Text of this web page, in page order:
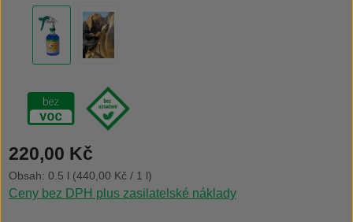
Běžná cena:
220,00 Kč
Obsah: 0.5 l (440,00 Kč / 1 l)
Ceny bez DPH plus zasilatelské náklady